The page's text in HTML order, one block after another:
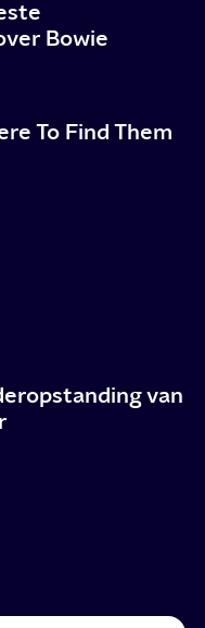
Bowie
To Find Them
van